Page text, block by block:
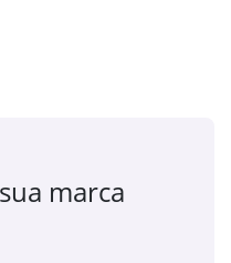
marca